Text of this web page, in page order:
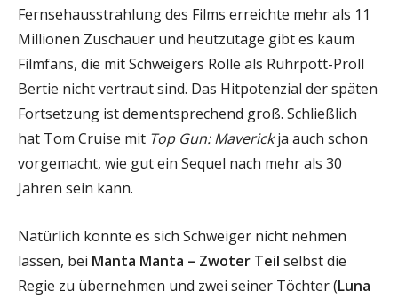
Fernsehausstrahlung des Films erreichte mehr als 11
Millionen Zuschauer und heutzutage gibt es kaum
Filmfans, die mit Schweigers Rolle als Ruhrpott-Proll
Bertie nicht vertraut sind. Das Hitpotenzial der späten
Fortsetzung ist dementsprechend groß. Schließlich
hat Tom Cruise mit Top Gun: Maverickja auch schon
vorgemacht, wie gut ein Sequel nach mehr als 30
Jahren sein kann.
Natürlich konnte es sich Schweiger nicht nehmen
lassen, bei Manta Manta – Zwoter Teil selbst die
Regie zu übernehmen und zwei seiner Töchter (Luna